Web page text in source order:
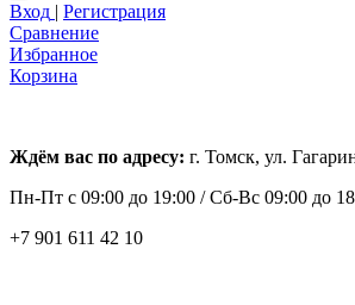
Вход | Регистрация
Сравнение
Избранное
Корзина
Ждём вас по адресу: г. Томск, ул.
Пн-Пт с 09:00 до 19:00 /Сб-Вс 09:00 до
+7 901 611 42 10